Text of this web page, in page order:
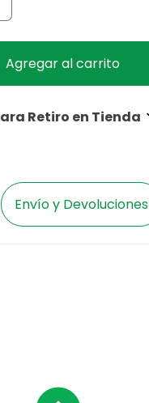
KitAgregar al carrito
Retiro en Tienda
Envío y Devoluciones